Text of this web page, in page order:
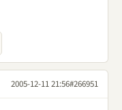
2005-12-11 21:56#266951